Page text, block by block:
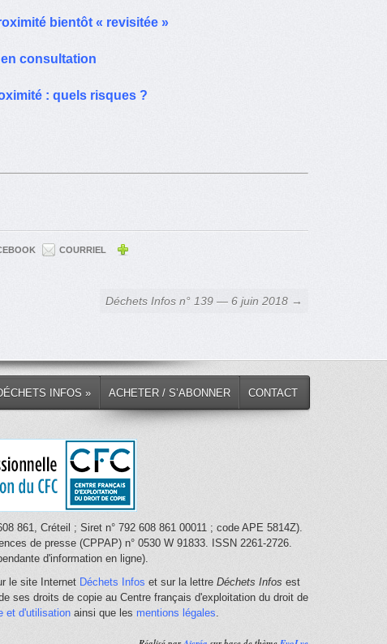
bientôt « revisitée »
consultation
: quels risques ?
COURRIEL
Déchets Infos n° 139 — 6 juin 2018 →
INFOS » ACHETER / S’ABONNER CONTACT
861, Créteil ; Siret n° 792 608 861 00011 ; code APE 5814Z).
de presse (CPPAP) n° 0530 W 91833. ISSN 2261-2726.
d'information en ligne).
le site Internet Déchets Infos et sur la lettre Déchets Infos est
ses droits de copie au Centre français d'exploitation du droit de
et d'utilisation ainsi que les mentions légales.